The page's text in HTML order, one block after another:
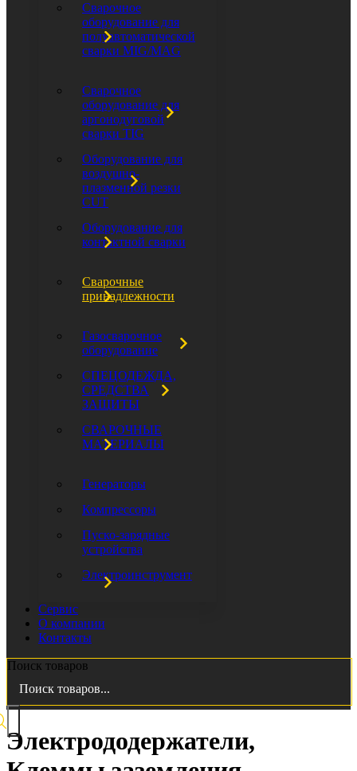
Сварочное
оборудование для
полуавтоматической
сварки MIG/MAG
Сварочное
оборудование для
аргонодуговой
сварки TIG
Оборудование для
воздушно-
плазменной резки
CUT
Оборудование для
контактной сварки
Сварочные
принадлежности
Газосварочное
оборудование
СПЕЦОДЕЖДА,
СРЕДСТВА
ЗАЩИТЫ
СВАРОЧНЫЕ
МАТЕРИАЛЫ
Генераторы
Компрессоры
Пуско-зарядные
устройства
Электроинструмент
Сервис
О компании
Контакты
Поиск товаров
Электрододержатели,